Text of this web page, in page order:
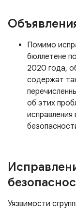
Помимо
бюллетене
2020 года,
содержат
об этих
Уязвимости